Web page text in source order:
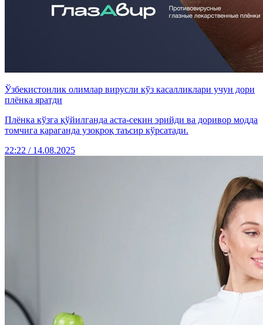
Ўзбекистонлик олимлар вирусли кўз касалликлари учун дори
плёнка яратди
Плёнка кўзга қўйилганда аста-секин эрийди ва доривор модда
томчига қараганда узоқроқ таъсир кўрсатади.
22:22 / 14.08.2025